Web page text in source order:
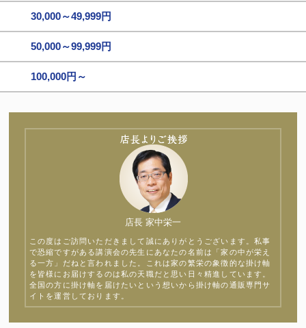
30,000～49,999円
50,000～99,999円
100,000円～
店長 家中栄一
この度はご訪問いただきまして誠にありがとうございます。私事
で恐縮ですがある講演会の先生にあなたの名前は「家の中が栄え
る一方」だねと言われました。これは家の繁栄の象徴的な掛け軸
を皆様にお届けするのは私の天職だと思い日々精進しています。
全国の方に掛け軸を届けたいという想いから掛け軸の通販専門サ
イトを運営しております。